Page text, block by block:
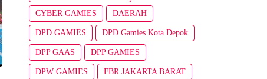
CYBER GAMIES DAERAH
DPD GAMIES DPD Gamies Kota Depok
DPP GAAS DPP GAMIES
DPW GAMIES FBR JAKARTA BARAT